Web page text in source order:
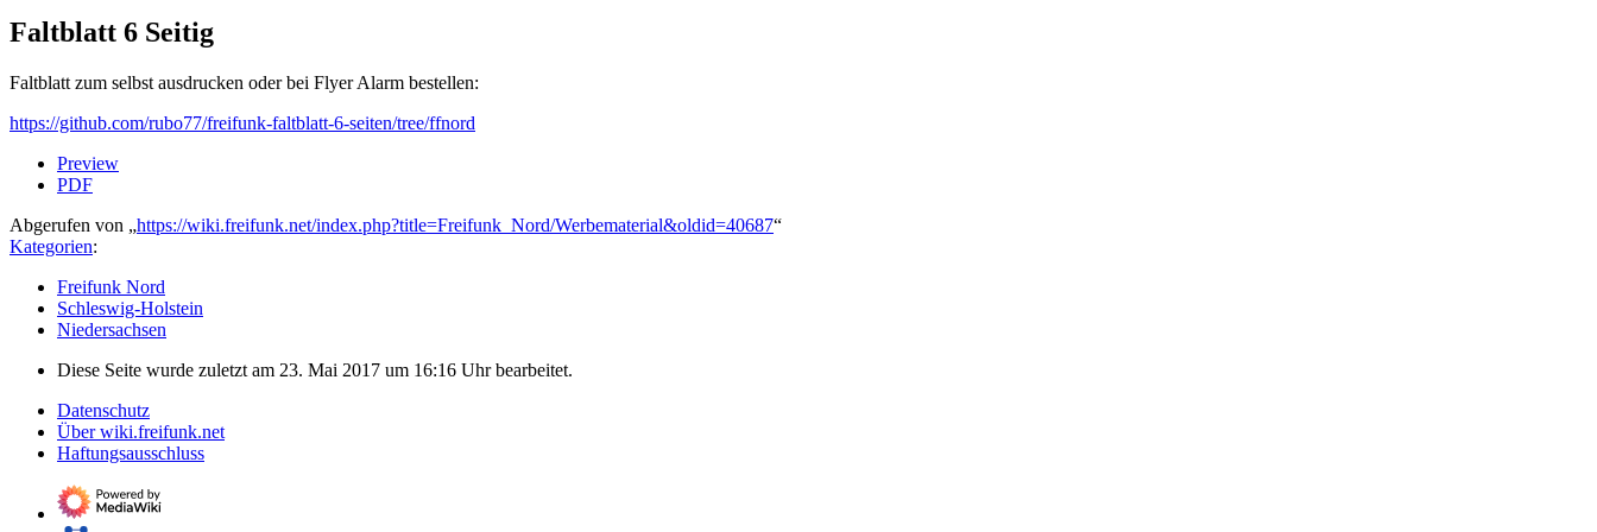
Faltblatt 6 Seitig
Faltblatt zum selbst ausdrucken oder bei Flyer Alarm bestellen:
https://github.com/rubo77/freifunk-faltblatt-6-seiten/tree/ffnord
Preview
PDF
Abgerufen von „https://wiki.freifunk.net/index.php?title=Freifunk_Nord/Werbematerial&oldid=40687“
Kategorien:
Freifunk Nord
Schleswig-Holstein
Niedersachsen
Diese Seite wurde zuletzt am 23. Mai 2017 um 16:16 Uhr bearbeitet.
Datenschutz
Über wiki.freifunk.net
Haftungsausschluss